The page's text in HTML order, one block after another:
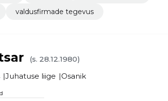
valdusfirmade tegevus
(s. 28.12.1980)
Juhatuse liige Osanik